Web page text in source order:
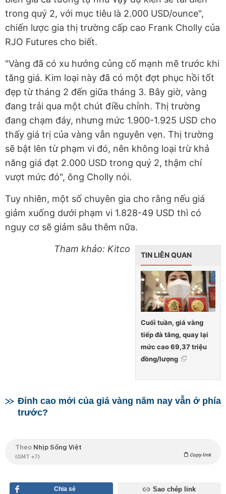
trong quý 2, với mục tiêu là 2.000 USD/ounce",
chiến lược gia thị trường cấp cao Frank Cholly của
RJO Futures cho biết.
"Vàng đã có xu hướng củng cố mạnh mẽ trước khi
tăng giá. Kim loại này đã có một đợt phục hồi tốt
đẹp từ tháng 2 đến giữa tháng 3. Bây giờ, vàng
đang trải qua một chút điều chỉnh. Thị trường
đang chạm đáy, nhưng mức 1.900-1.925 USD cho
thấy giá trị của vàng vẫn nguyên vẹn. Thị trường
sẽ bật lên từ phạm vi đó, nên không loại trừ khả
năng giá đạt 2.000 USD trong quý 2, thậm chí
vượt mức đó", ông Cholly nói.
Tuy nhiên, một số chuyên gia cho rằng nếu giá
giảm xuống dưới phạm vi 1.828-49 USD thì có
nguy cơ sẽ giảm sâu thêm nữa.
TIN LIÊN QUAN
Cuối tuần, giá vàng
tiếp đà tăng, quay lại
mức cao 69,37 triệu
đồng/lượng
Tham khảo: Kitco
Đỉnh cao mới của giá vàng năm nay vẫn ở phía
trước?
Theo Nhịp Sống Việt
(GMT +7) Copy link
Chia sẻ Sao chép link